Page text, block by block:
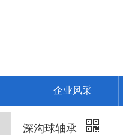
企业风采
深沟球轴承